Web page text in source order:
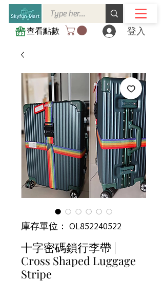
查看點數 登入
庫存單位： OL852240522
十字密碼鎖行李帶 |
Cross Shaped Luggage
Stripe